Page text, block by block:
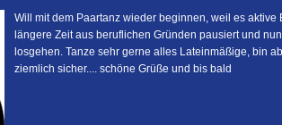
Will mit dem Paartanz wieder beginnen, weil es aktive
längere Zeit aus beruflichen Gründen pausiert und
losgehen. Tanze sehr gerne alles Lateinmäßige, bin
ziemlich sicher.... schöne Grüße und bis bald